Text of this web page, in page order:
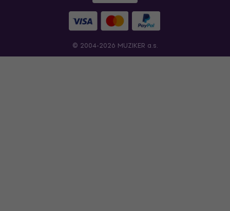
© 2004-2026 MUZIKER a.s.